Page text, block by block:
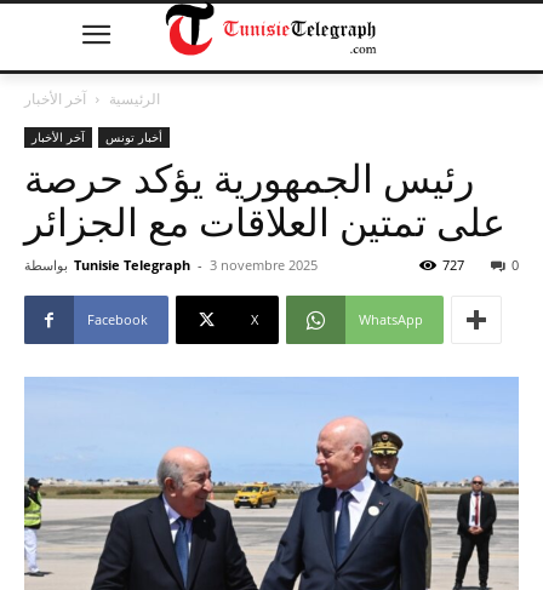
الرئيسية آخر الأخبار
آخر الأخبار أخبار تونس
رئيس الجمهورية يؤكد حرصة
على تمتين العلاقات مع الجزائر
بواسطة Tunisie Telegraph - 3 novembre 2025 0
727
Facebook X WhatsApp